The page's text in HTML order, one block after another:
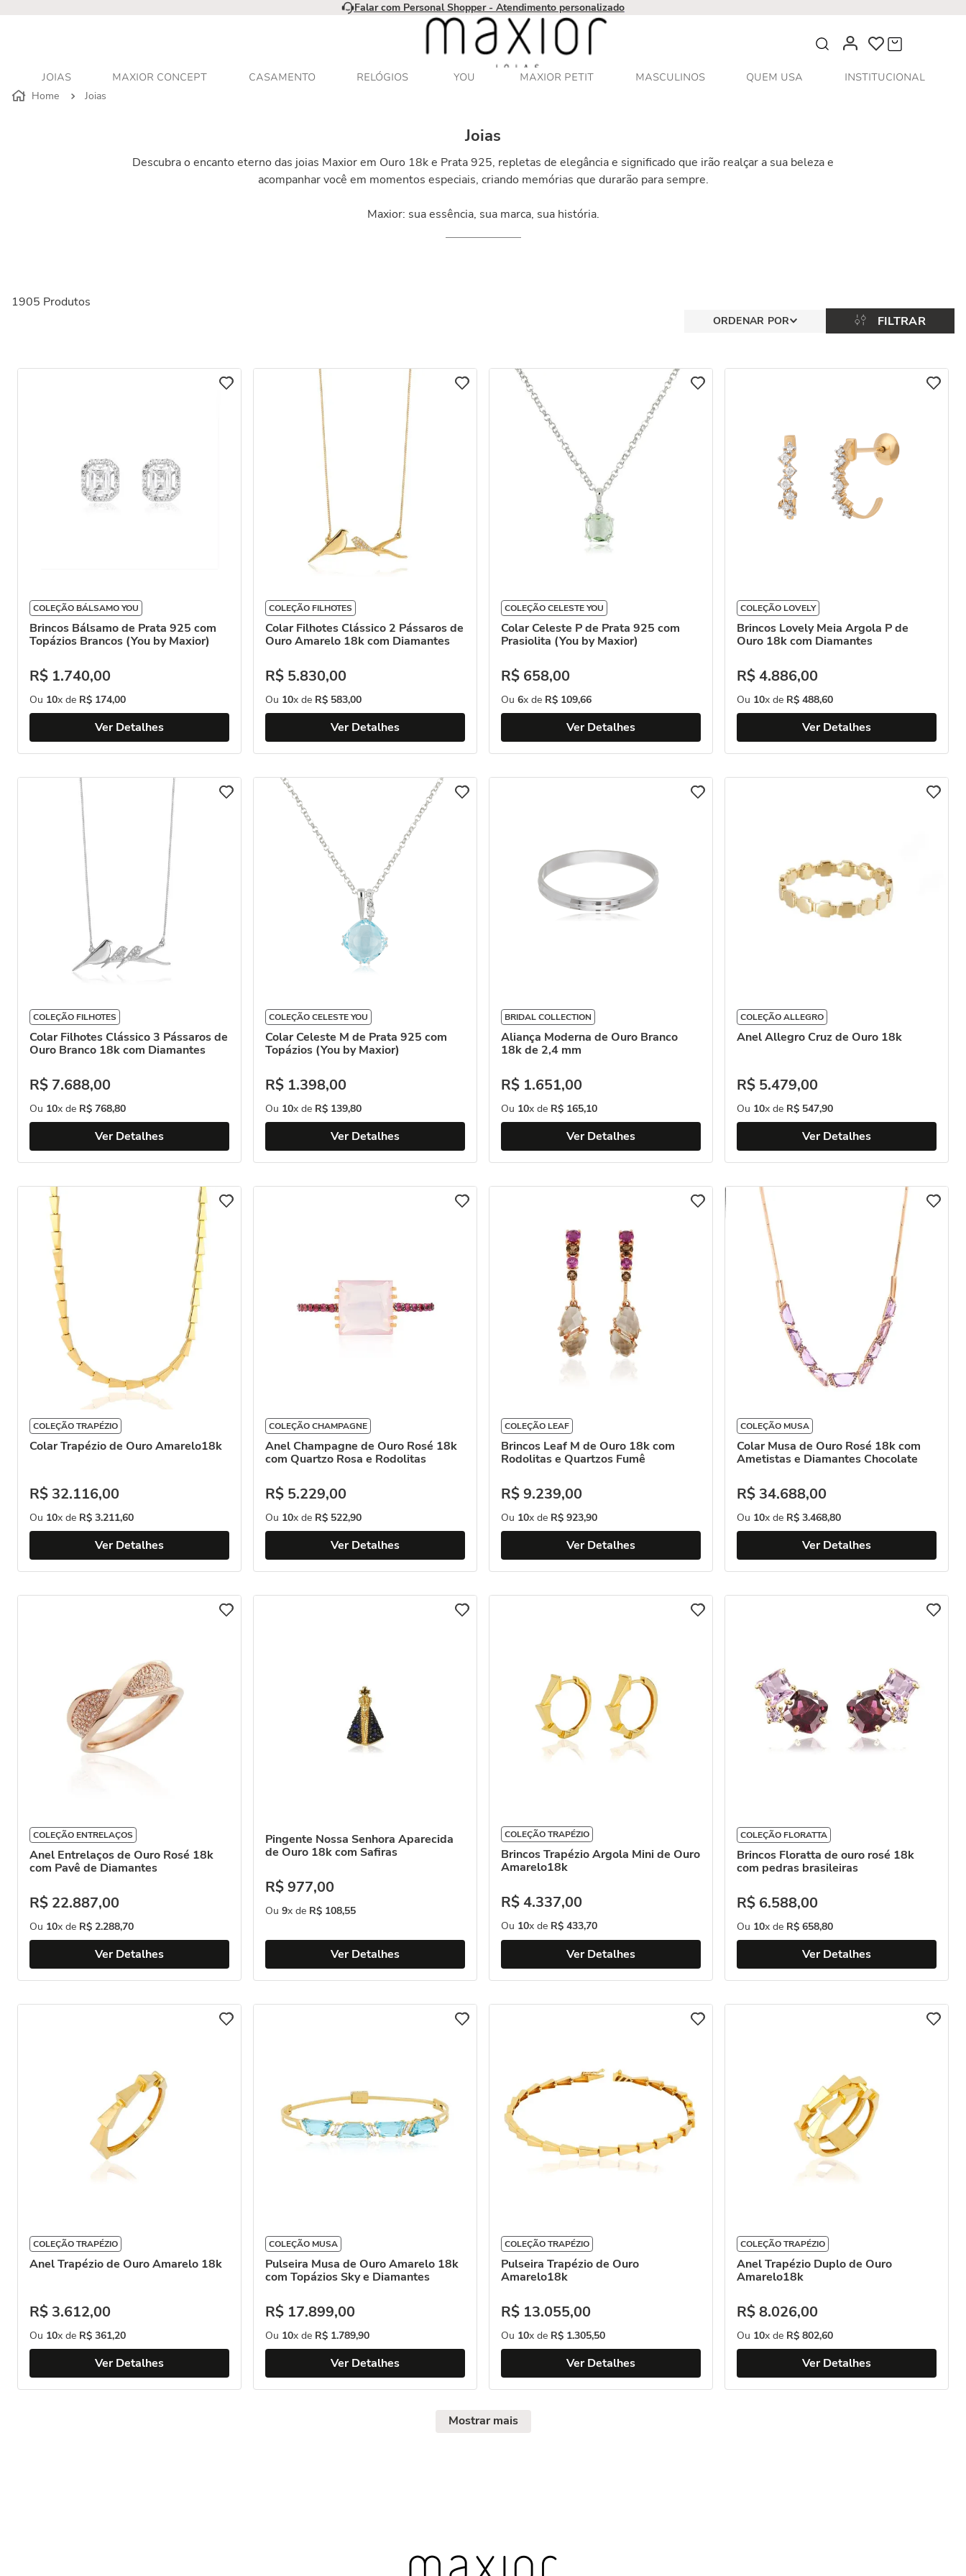
Falar com Personal Shopper - Atendimento personalizado
O que você procura?
JOIAS MAXIOR CONCEPT CASAMENTO RELÓGIOS YOU MAXIOR PETIT MASCULINOS QUEM USA
INSTITUCIONAL
Joias
Joias
Descubra o encanto eterno das joias Maxior em Ouro 18k e Prata 925, repletas de elegância e significado que irão realçar a sua beleza e
acompanhar você em momentos especiais, criando memórias que durarão para sempre.
Maxior: sua essência, sua marca, sua história.
1905 Produtos
FILTRAR
COLEÇÃO BÁLSAMO YOU
Brincos Bálsamo de Prata 925 com
Topázios Brancos (You by Maxior)
R$ 1.740,00
Ou 10x de R$ 174,00
Ver Detalhes
COLEÇÃO FILHOTES
Colar Filhotes Clássico 2 Pássaros de
Ouro Amarelo 18k com Diamantes
R$ 5.830,00
Ou 10x de R$ 583,00
Ver Detalhes
COLEÇÃO CELESTE YOU
Colar Celeste P de Prata 925 com
Prasiolita (You by Maxior)
R$ 658,00
Ou 6x de R$ 109,66
Ver Detalhes
COLEÇÃO LOVELY
Brincos Lovely Meia Argola P de
Ouro 18k com Diamantes
R$4.886,00
Ou 10x de R$ 488,60
Ver Detalhes
COLEÇÃO FILHOTES
Colar Filhotes Clássico 3 Pássaros de
Ouro Branco 18k com Diamantes
R$ 7.688,00
Ou 10x de R$ 768,80
Ver Detalhes
COLEÇÃO CELESTE YOU
Colar Celeste M de Prata 925 com
Topázios (You by Maxior)
R$ 1.398,00
Ou 10x de R$ 139,80
Ver Detalhes
BRIDAL COLLECTION
Aliança Moderna de Ouro Branco
18k de 2,4 mm
R$ 1.651,00
Ou 10x de R$ 165,10
Ver Detalhes
COLEÇÃO ALLEGRO
Anel Allegro Cruz de Ouro 18k
R$ 5.479,00
Ou 10x de R$ 547,90
Ver Detalhes
COLEÇÃO TRAPÉZIO
Colar Trapézio de Ouro Amarelo18k
R$ 32.116,00
Ou 10x de R$ 3.211,60
Ver Detalhes
COLEÇÃO CHAMPAGNE
Anel Champagne de Ouro Rosé 18k
com Quartzo Rosa e Rodolitas
R$ 5.229,00
Ou 10x de R$ 522,90
Ver Detalhes
COLEÇÃO LEAF
Brincos Leaf M de Ouro 18k com
Rodolitas e Quartzos Fumê
R$9.239,00
Ou 10x de R$ 923,90
Ver Detalhes
COLEÇÃO MUSA
Colar Musa de Ouro Rosé 18k com
Ametistas e Diamantes Chocolate
R$ 34.688,00
Ou 10x de R$ 3.468,80
Ver Detalhes
COLEÇÃO ENTRELAÇOS
Anel Entrelaços de Ouro Rosé 18k
com Pavê de Diamantes
R$ 22.887,00
Ou 10x de R$ 2.288,70
Ver Detalhes
Pingente Nossa Senhora Aparecida
de Ouro 18k com Safiras
R$977,00
Ou 9x de R$ 108,55
Ver Detalhes
COLEÇÃO TRAPÉZIO
Brincos Trapézio Argola Mini de Ouro
Amarelo18k
R$4.337,00
Ou 10x de R$ 433,70
Ver Detalhes
COLEÇÃO FLORATTA
Brincos Floratta de ouro rosé 18k
com pedras brasileiras
R$ 6.588,00
Ou 10x de R$ 658,80
Ver Detalhes
COLEÇÃO TRAPÉZIO
Anel Trapézio de Ouro Amarelo 18k
R$ 3.612,00
Ou 10x de R$ 361,20
Ver Detalhes
COLEÇÃO MUSA
Pulseira Musa de Ouro Amarelo 18k
com Topázios Sky e Diamantes
R$ 17.899,00
Ou 10x de R$ 1.789,90
Ver Detalhes
COLEÇÃO TRAPÉZIO
Pulseira Trapézio de Ouro
Amarelo18k
R$ 13.055,00
Ou 10x de R$ 1.305,50
Ver Detalhes
COLEÇÃO TRAPÉZIO
Anel Trapézio Duplo de Ouro
Amarelo18k
R$8.026,00
Ou 10x de R$ 802,60
Ver Detalhes
Mostrar mais